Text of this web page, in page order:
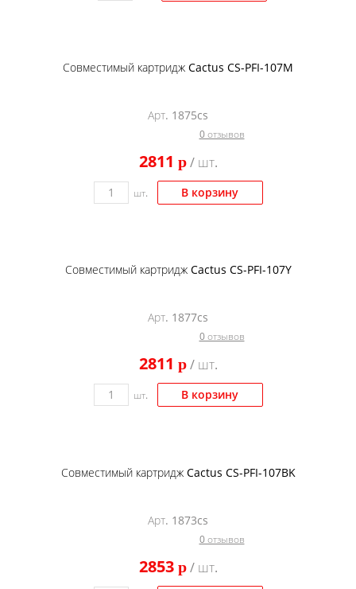
Совместимый картридж Cactus CS-PFI-107M
Арт. 1875cs
0 отзывов
2811 p/ шт.
шт. В корзину
Совместимый картридж Cactus CS-PFI-107Y
Арт. 1877cs
0 отзывов
2811 p/ шт.
шт. В корзину
Совместимый картридж Cactus CS-PFI-107BK
Арт. 1873cs
0 отзывов
2853 p/ шт.